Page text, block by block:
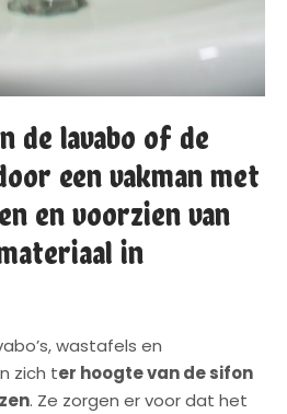
de lavabo of de
een vakman met
en voorzien van
in
wastafels en
zich ter hoogte van de sifon
. Ze zorgen er voor dat het